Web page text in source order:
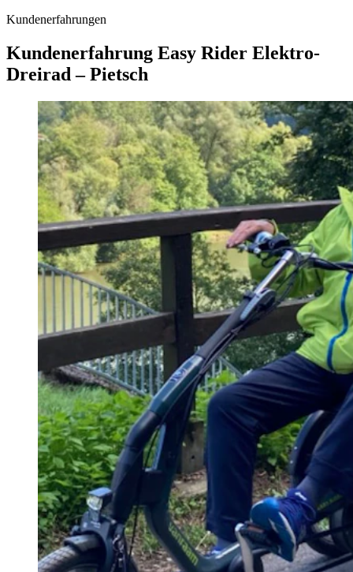
Kundenerfahrungen
Kundenerfahrung Easy Rider Elektro-
Dreirad – Pietsch